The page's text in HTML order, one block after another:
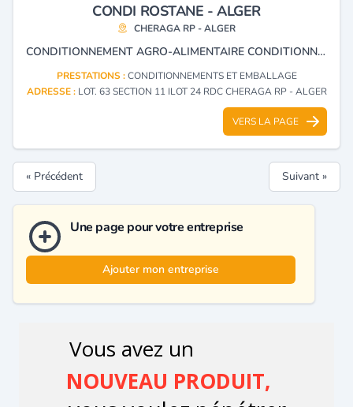
CONDI ROSTANE - ALGER
CHERAGA RP - ALGER
CONDITIONNEMENT AGRO-ALIMENTAIRE CONDITIONNEMENT ET EMBALLAGE DE TOUS PRODUITS ET DENRÉES ALIMENTAIRES.
PRESTATIONS :CONDITIONNEMENTS ET EMBALLAGE
ADRESSE : LOT. 63 SECTION 11 ILOT 24 RDC CHERAGA RP - ALGER
VERS LA PAGE
« Précédent Suivant »
Une page pour votre entreprise
Ajouter mon entreprise